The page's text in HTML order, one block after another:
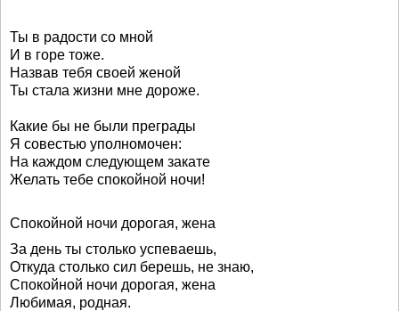
Ты в радости со мной
И в горе тоже.
Назвав тебя своей женой
Ты стала жизни мне дороже.
Какие бы не были преграды
Я совестью уполномочен:
На каждом следующем закате
Желать тебе спокойной ночи!
Спокойной ночи дорогая, жена
За день ты столько успеваешь,
Откуда столько сил берешь, не знаю,
Спокойной ночи дорогая, жена
Любимая, родная.